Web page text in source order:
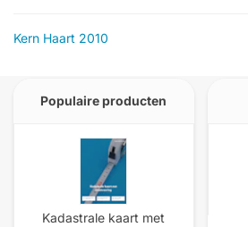
Kern Haart 2010
Populaire producten
Kadastrale kaart met